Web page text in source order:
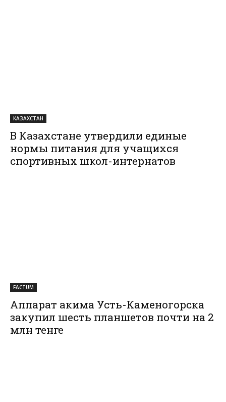
КАЗАХСТАН
В Казахстане утвердили единые
нормы питания для учащихся
спортивных школ-интернатов
FACTUM
Аппарат акима Усть-Каменогорска
закупил шесть планшетов почти на 2
млн тенге